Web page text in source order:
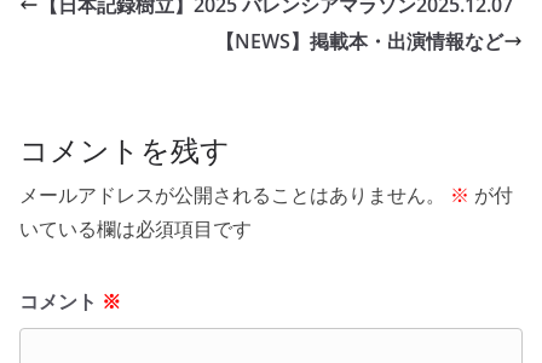
【NEWS】掲載本・出演情報など
コメントを残す
メールアドレスが公開されることはありません。 ※ が付
いている欄は必須項目です
コメント ※